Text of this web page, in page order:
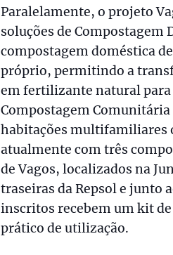
Paralelamente, o projeto
soluções de Compostagem
compostagem doméstica
próprio, permitindo a
em fertilizante natural para
Compostagem
habitações multifamiliares
atualmente com três
de Vagos, localizados na
traseiras da Repsol e junto
inscritos recebem um kit
prático de utilização.